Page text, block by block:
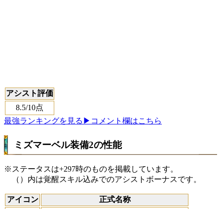
アシスト評価
8.5/10点
最強ランキングを見る ▶コメント欄はこちら
ミズマーベル装備2の性能
※ステータスは+297時のものを掲載しています。
（）内は覚醒スキル込みでのアシストボーナスです。
アイコン 正式名称